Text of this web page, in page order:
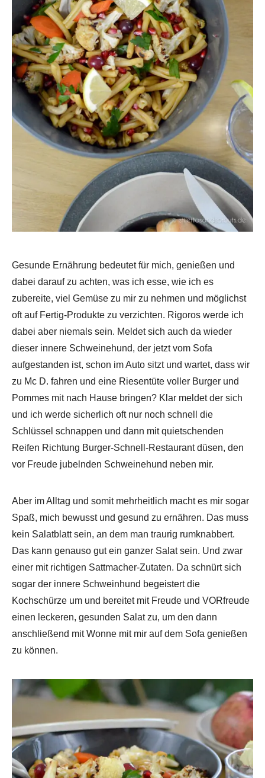
Gesunde Ernährung bedeutet für mich, genießen und
dabei darauf zu achten, was ich esse, wie ich es
zubereite, viel Gemüse zu mir zu nehmen und möglichst
oft auf Fertig-Produkte zu verzichten. Rigoros werde ich
dabei aber niemals sein. Meldet sich auch da wieder
dieser innere Schweinehund, der jetzt vom Sofa
aufgestanden ist, schon im Auto sitzt und wartet, dass wir
zu Mc D. fahren und eine Riesentüte voller Burger und
Pommes mit nach Hause bringen? Klar meldet der sich
und ich werde sicherlich oft nur noch schnell die
Schlüssel schnappen und dann mit quietschenden
Reifen Richtung Burger-Schnell-Restaurant düsen, den
vor Freude jubelnden Schweinehund neben mir.
Aber im Alltag und somit mehrheitlich macht es mir sogar
Spaß, mich bewusst und gesund zu ernähren. Das muss
kein Salatblatt sein, an dem man traurig rumknabbert.
Das kann genauso gut ein ganzer Salat sein. Und zwar
einer mit richtigen Sattmacher-Zutaten. Da schnürt sich
sogar der innere Schweinhund begeistert die
Kochschürze um und bereitet mit Freude und VORfreude
einen leckeren, gesunden Salat zu, um den dann
anschließend mit Wonne mit mir auf dem Sofa genießen
zu können.